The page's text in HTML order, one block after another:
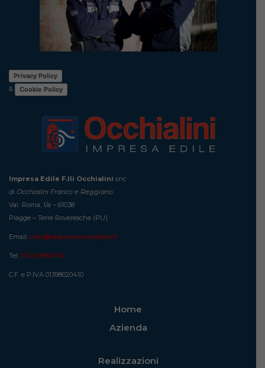
Privacy Policy
&
Cookie Policy
Impresa Edile F.lli Occhialini snc
di Occhialini Franco e Reggiano
Vai Roma, 1/a – 61038
Piagge – Terre Roveresche (PU)
Email: info@impresaocchialini.it
Tel: 0721 890176
C.F. e P.IVA 01398020410
Home
Azienda
Realizzazioni